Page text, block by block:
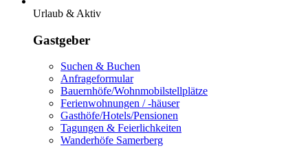
Urlaub & Aktiv
Gastgeber
Suchen & Buchen
Anfrageformular
Bauernhöfe/Wohnmobilstellplätze
Ferienwohnungen / -häuser
Gasthöfe/Hotels/Pensionen
Tagungen & Feierlichkeiten
Wanderhöfe Samerberg